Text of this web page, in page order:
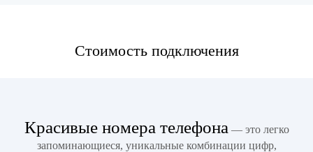
Стоимость подключения
Красивые номера телефона — это легко
запоминающиеся, уникальные комбинации цифр,